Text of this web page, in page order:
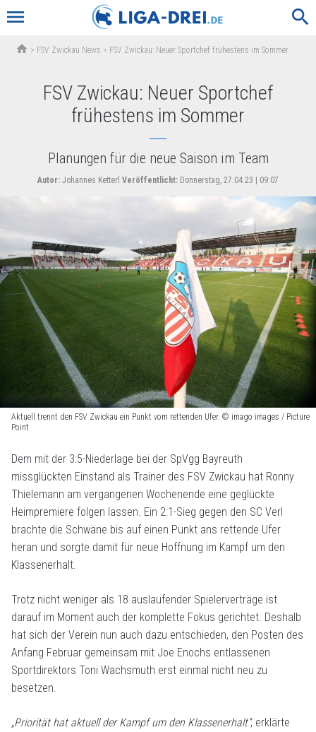
menu search
home > FSV Zwickau News > FSV Zwickau: Neuer Sportchef frühestens im Sommer
FSV Zwickau: Neuer Sportchef
frühestens im Sommer
Planungen für die neue Saison im Team
Autor: Johannes Ketterl Veröffentlicht: Donnerstag, 27.04.23 | 09:07
Aktuell trennt den FSV Zwickau ein Punkt vom rettenden Ufer. © imago images / Picture
Point
Dem mit der 3:5-Niederlage bei der SpVgg Bayreuth
missglückten Einstand als Trainer des FSV Zwickau hat Ronny
Thielemann am vergangenen Wochenende eine geglückte
Heimpremiere folgen lassen. Ein 2:1-Sieg gegen den SC Verl
brachte die Schwäne bis auf einen Punkt ans rettende Ufer
heran und sorgte damit für neue Hoffnung im Kampf um den
Klassenerhalt.
Trotz nicht weniger als 18 auslaufender Spielerverträge ist
darauf im Moment auch der komplette Fokus gerichtet. Deshalb
hat sich der Verein nun auch dazu entschieden, den Posten des
Anfang Februar gemeinsam mit Joe Enochs entlassenen
Sportdirektors Toni Wachsmuth erst einmal nicht neu zu
besetzen.
„Priorität hat aktuell der Kampf um den Klassenerhalt“, erklärte